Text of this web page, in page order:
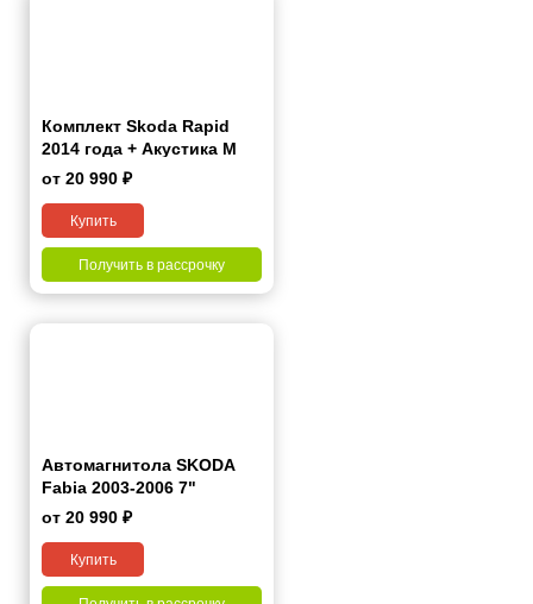
Комплект Skoda Rapid
2014 года + Акустика M
1655 (2 комплекта) +
Видеорегистратор
от 20 990 ₽
Купить
Получить в рассрочку
Автомагнитола SKODA
Fabia 2003-2006 7"
от 20 990 ₽
Купить